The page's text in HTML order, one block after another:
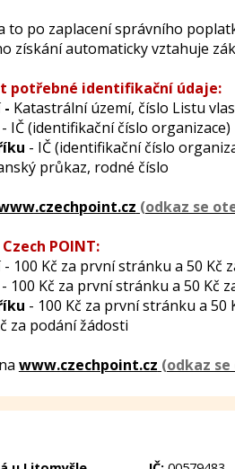
to po zaplacení správního
získání automaticky vztahuje
potřebné identifikační údaje:
- Katastrální území, číslo Listu
- IČ (identifikační číslo organizace)
- IČ (identifikační číslo
průkaz, rodné číslo
POINT:
- 100 Kč za první stránku a 50 Kč
- 100 Kč za první stránku a 50 Kč
- 100 Kč za první stránku a 50
za podání žádosti
www.czechpoint.cz